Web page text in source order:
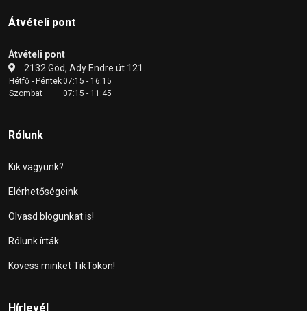
Átvételi pont
Átvételi pont
2132 Göd, Ady Endre út 121.
Hétfő - Péntek07:15 - 16:15
Szombat
07:15 - 11:45
Rólunk
Kik vagyunk?
Elérhetőségeink
Olvasd blogunkat is!
Rólunk írták
Kövess minket TikTokon!
Hírlevél